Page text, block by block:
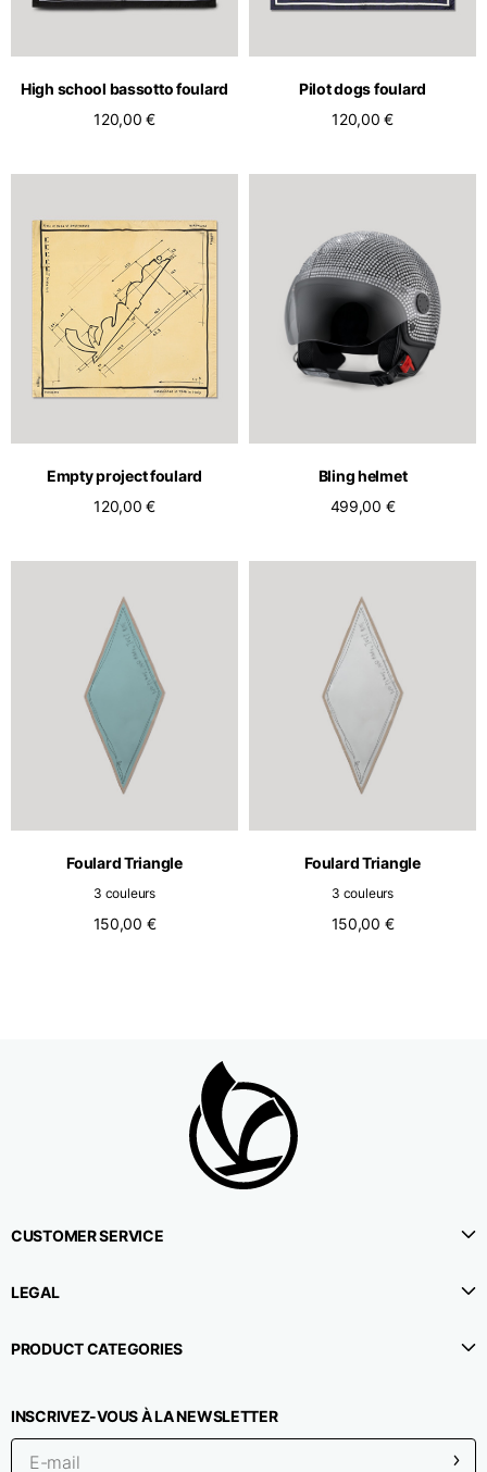
High school bassotto foulard
120,00 €
Pilot dogs foulard
120,00 €
Empty project foulard
120,00 €
Bling helmet
499,00 €
Foulard Triangle
3 couleurs
150,00 €
Foulard Triangle
3 couleurs
150,00 €
CUSTOMER SERVICE
LEGAL
PRODUCT CATEGORIES
INSCRIVEZ-VOUS À LA NEWSLETTER